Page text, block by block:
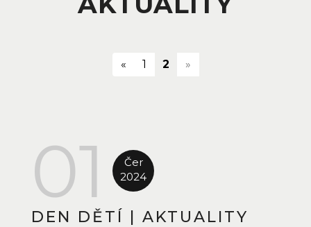
« 1 2(current)
»
01
Čer
2024
DEN DĚTÍ AKTUALITY